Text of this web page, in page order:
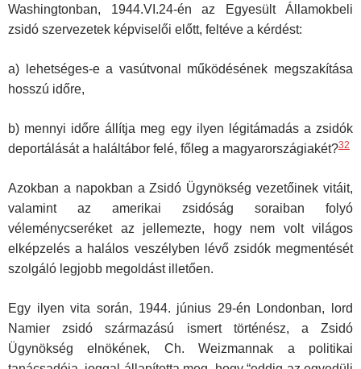
Washingtonban, 1944.VI.24-én az Egyesült Államokbeli
zsidó szervezetek képviselői előtt, feltéve a kérdést:
a) lehetséges-e a vasútvonal működésének megszakítása
hosszú időre,
b) mennyi időre állítja meg egy ilyen légitámadás a zsidók
deportálását a haláltábor felé, főleg a magyarországiakét?32
Azokban a napokban a Zsidó Ügynökség vezetőinek vitáit,
valamint az amerikai zsidóság soraiban folyó
véleménycseréket az jellemezte, hogy nem volt világos
elképzelés a halálos veszélyben lévő zsidók megmentését
szolgáló legjobb megoldást illetően.
Egy ilyen vita során, 1944. június 29-én Londonban, lord
Namier zsidó származású ismert történész, a Zsidó
Ügynökség elnökének, Ch. Weizmannak a politikai